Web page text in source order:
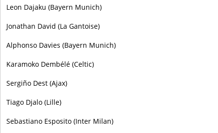
Leon Dajaku (Bayern Munich)
Jonathan David (La Gantoise)
Alphonso Davies (Bayern Munich)
Karamoko Dembélé (Celtic)
Sergiño Dest (Ajax)
Tiago Djalo (Lille)
Sebastiano Esposito (Inter Milan)